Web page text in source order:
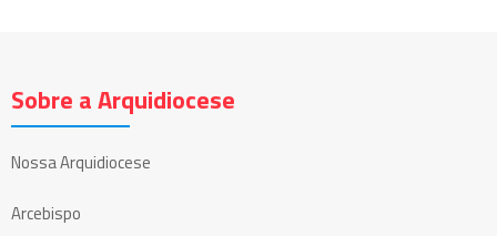
Sobre a Arquidiocese
Nossa Arquidiocese
Arcebispo